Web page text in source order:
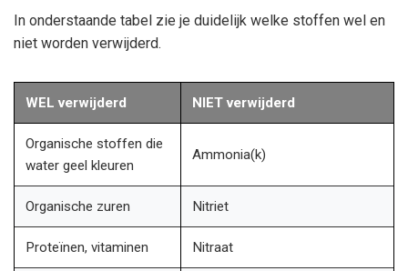
In onderstaande tabel zie je duidelijk welke stoffen wel en
niet worden verwijderd.
WEL verwijderd NIET verwijderd
Organische stoffen die
water geel kleuren
Ammonia(k)
Organische zuren Nitriet
Proteïnen, vitaminen Nitraat